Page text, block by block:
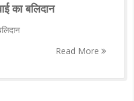
का बलिदान
Read More